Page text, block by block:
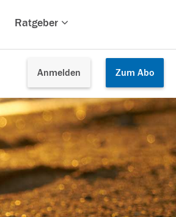
Ratgeber
Anmelden Zum Abo